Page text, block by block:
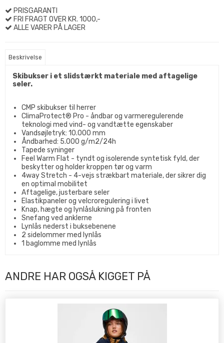
PRISGARANTI
FRI FRAGT OVER KR. 1000,-
ALLE VARER PÅ LAGER
Beskrivelse
Skibukser i et slidstærkt materiale med aftagelige
seler.
CMP skibukser til herrer
ClimaProtect® Pro - åndbar og varmeregulerende
teknologi med vind- og vandtætte egenskaber
Vandsøjletryk: 10.000 mm
Åndbarhed: 5.000 g/m2/24h
Tapede syninger
Feel Warm Flat - tyndt og isolerende syntetisk fyld, der
beskytter og holder kroppen tør og varm
4way Stretch - 4-vejs strækbart materiale, der sikrer dig
en optimal mobilitet
Aftagelige, justerbare seler
Elastikpaneler og velcroregulering i livet
Knap, hægte og lynlåslukning på fronten
Snefang ved anklerne
Lynlås nederst i buksebenene
2 sidelommer med lynlås
1 baglomme med lynlås
ANDRE HAR OGSÅ KIGGET PÅ